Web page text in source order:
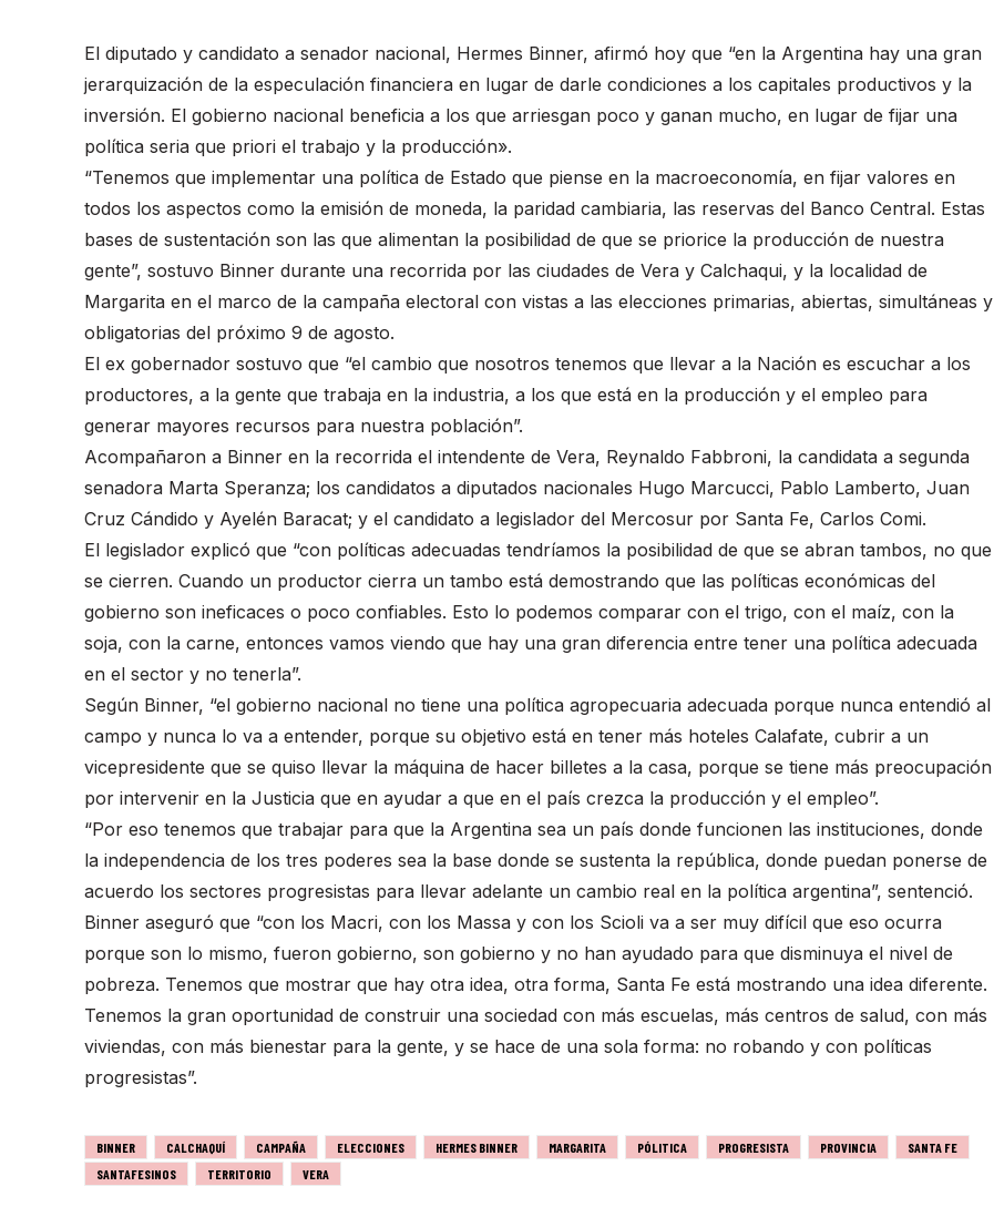
El diputado y candidato a senador nacional, Hermes Binner, afirmó hoy que “en la Argentina hay una gran
jerarquización de la especulación financiera en lugar de darle condiciones a los capitales productivos y la
inversión. El gobierno nacional beneficia a los que arriesgan poco y ganan mucho, en lugar de fijar una
política seria que priori el trabajo y la producción».
“Tenemos que implementar una política de Estado que piense en la macroeconomía, en fijar valores en
todos los aspectos como la emisión de moneda, la paridad cambiaria, las reservas del Banco Central. Estas
bases de sustentación son las que alimentan la posibilidad de que se priorice la producción de nuestra
gente”, sostuvo Binner durante una recorrida por las ciudades de Vera y Calchaqui, y la localidad de
Margarita en el marco de la campaña electoral con vistas a las elecciones primarias, abiertas, simultáneas y
obligatorias del próximo 9 de agosto.
El ex gobernador sostuvo que “el cambio que nosotros tenemos que llevar a la Nación es escuchar a los
productores, a la gente que trabaja en la industria, a los que está en la producción y el empleo para
generar mayores recursos para nuestra población”.
Acompañaron a Binner en la recorrida el intendente de Vera, Reynaldo Fabbroni, la candidata a segunda
senadora Marta Speranza; los candidatos a diputados nacionales Hugo Marcucci, Pablo Lamberto, Juan
Cruz Cándido y Ayelén Baracat; y el candidato a legislador del Mercosur por Santa Fe, Carlos Comi.
El legislador explicó que “con políticas adecuadas tendríamos la posibilidad de que se abran tambos, no que
se cierren. Cuando un productor cierra un tambo está demostrando que las políticas económicas del
gobierno son ineficaces o poco confiables. Esto lo podemos comparar con el trigo, con el maíz, con la
soja, con la carne, entonces vamos viendo que hay una gran diferencia entre tener una política adecuada
en el sector y no tenerla”.
Según Binner, “el gobierno nacional no tiene una política agropecuaria adecuada porque nunca entendió al
campo y nunca lo va a entender, porque su objetivo está en tener más hoteles Calafate, cubrir a un
vicepresidente que se quiso llevar la máquina de hacer billetes a la casa, porque se tiene más preocupación
por intervenir en la Justicia que en ayudar a que en el país crezca la producción y el empleo”.
“Por eso tenemos que trabajar para que la Argentina sea un país donde funcionen las instituciones, donde
la independencia de los tres poderes sea la base donde se sustenta la república, donde puedan ponerse de
acuerdo los sectores progresistas para llevar adelante un cambio real en la política argentina”, sentenció.
Binner aseguró que “con los Macri, con los Massa y con los Scioli va a ser muy difícil que eso ocurra
porque son lo mismo, fueron gobierno, son gobierno y no han ayudado para que disminuya el nivel de
pobreza. Tenemos que mostrar que hay otra idea, otra forma, Santa Fe está mostrando una idea diferente.
Tenemos la gran oportunidad de construir una sociedad con más escuelas, más centros de salud, con más
viviendas, con más bienestar para la gente, y se hace de una sola forma: no robando y con políticas
progresistas”.
BINNER CALCHAQUÍ CAMPAÑA ELECCIONES HERMES BINNER MARGARITA PÓLITICA PROGRESISTA PROVINCIA
SANTA FE
SANTAFESINOS
TERRITORIO VERA